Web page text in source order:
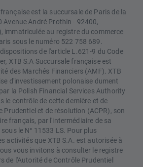
est la succursale de Paris de la
Avenue André Prothin - 92400,
immatriculée au registre du commerce
sous le numéro 522 758 689.
de l'article L.621-9 du Code
XTB S.A Succursale française est
des Marchés Financiers (AMF). XTB
d'investissement polonaise dument
la Polish Financial Services Authority
le contrôle de cette dernière et de
Prudentiel et de résolution (ACPR), son
français, par l'intermédiaire de sa
le N° 11533 LS. Pour plus
activités que XTB S.A. est autorisée à
vous invitons à consulter le registre
de l'Autorité de Contrôle Prudentiel